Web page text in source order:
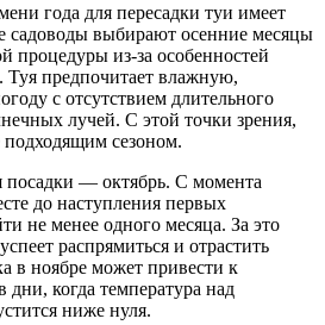
года для пересадки туи имеет
садоводы выбирают осенние месяцы
процедуры из-за особенностей
Туя предпочитает влажную,
с отсутствием длительного
лучей. С этой точки зрения,
подходящим сезоном.
— октябрь. С момента
до наступления первых
не менее одного месяца. За это
распрямиться и отрастить
в ноябре может привести к
когда температура над
ниже нуля.